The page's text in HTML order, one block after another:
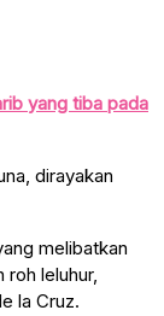
yang tiba pada
dirayakan
melibatkan
leluhur,
la Cruz.